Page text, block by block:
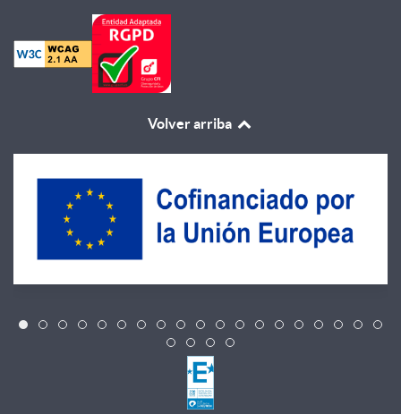
Volver arriba